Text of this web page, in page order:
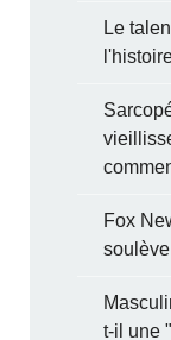
Le
Fox
t-il une